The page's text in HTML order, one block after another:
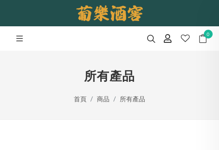
0
所有產品
首頁 商品 所有產品